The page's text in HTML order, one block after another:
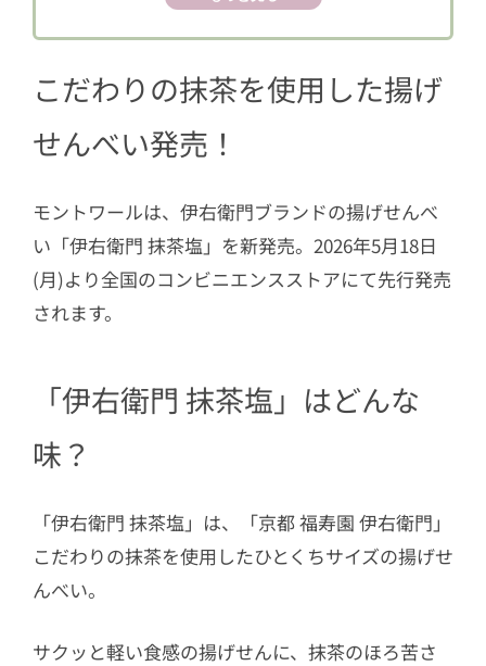
こだわりの抹茶を使用した揚げ
せんべい発売！
モントワールは、伊右衛門ブランドの揚げせんべ
い「伊右衛門 抹茶塩」を新発売。2026年5月18日
(月)より全国のコンビニエンスストアにて先行発売
されます。
「伊右衛門 抹茶塩」はどんな
味？
「伊右衛門 抹茶塩」は、「京都 福寿園 伊右衛門」
こだわりの抹茶を使用したひとくちサイズの揚げせ
んべい。
サクッと軽い食感の揚げせんに、抹茶のほろ苦さ